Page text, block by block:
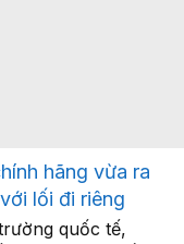
hãng vừa ra
lối đi riêng
quốc tế,